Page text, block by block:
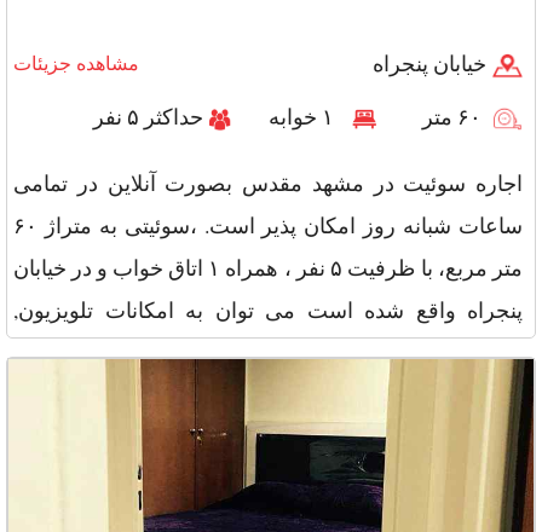
خیابان پنجراه مشاهده جزیئات
حداکثر ۵ نفر
اجاره سوئیت در مشهد مقدس بصورت آنلاین در تمامی
ساعات شبانه روز امکان پذیر است. ،سوئیتی به متراژ ۶۰
متر مربع، با ظرفیت ۵ نفر ، همراه ۱ اتاق خواب و در خیابان
پنجراه واقع شده است می توان به امکانات تلویزیون,
سیستم گرمایشی